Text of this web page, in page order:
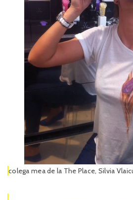
colega mea de la The Place, Silvia